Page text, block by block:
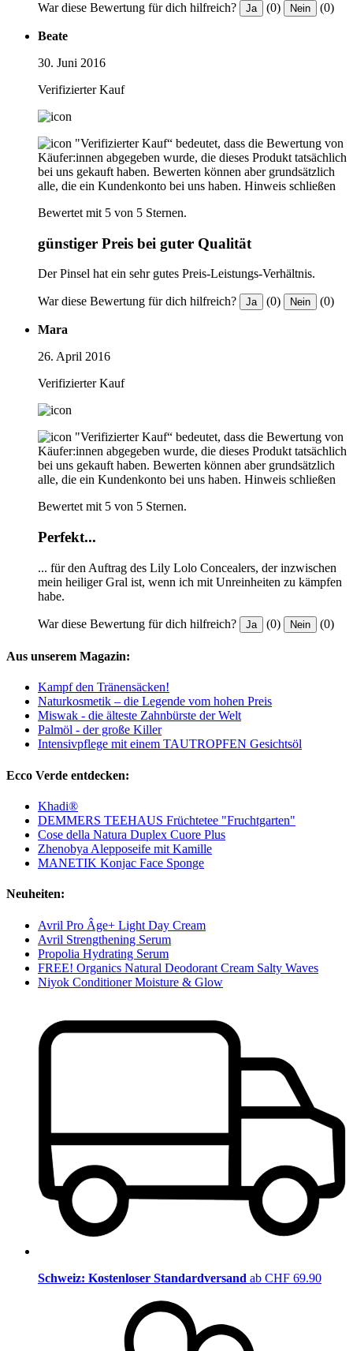
War diese Bewertung für dich hilfreich? Ja (0) Nein (0)
Beate
30. Juni 2016
Verifizierter Kauf
"Verifizierter Kauf“ bedeutet, dass die Bewertung von
Käufer:innen abgegeben wurde, die dieses Produkt tatsächlich
bei uns gekauft haben. Bewerten können aber grundsätzlich
alle, die ein Kundenkonto bei uns haben. Hinweis schließen
Bewertet mit 5 von 5 Sternen.
günstiger Preis bei guter Qualität
Der Pinsel hat ein sehr gutes Preis-Leistungs-Verhältnis.
War diese Bewertung für dich hilfreich? Ja (0) Nein (0)
Mara
26. April 2016
Verifizierter Kauf
"Verifizierter Kauf“ bedeutet, dass die Bewertung von
Käufer:innen abgegeben wurde, die dieses Produkt tatsächlich
bei uns gekauft haben. Bewerten können aber grundsätzlich
alle, die ein Kundenkonto bei uns haben. Hinweis schließen
Bewertet mit 5 von 5 Sternen.
Perfekt...
... für den Auftrag des Lily Lolo Concealers, der inzwischen
mein heiliger Gral ist, wenn ich mit Unreinheiten zu kämpfen
habe.
War diese Bewertung für dich hilfreich? Ja (0) Nein (0)
Aus unserem Magazin:
Kampf den Tränensäcken!
Naturkosmetik – die Legende vom hohen Preis
Miswak - die älteste Zahnbürste der Welt
Palmöl - der große Killer
Intensivpflege mit einem TAUTROPFEN Gesichtsöl
Ecco Verde entdecken:
Khadi®
DEMMERS TEEHAUS Früchtetee "Fruchtgarten"
Cose della Natura Duplex Cuore Plus
Zhenobya Alepposeife mit Kamille
MANETIK Konjac Face Sponge
Neuheiten:
Avril Pro Âge+ Light Day Cream
Avril Strengthening Serum
Propolia Hydrating Serum
FREE! Organics Natural Deodorant Cream Salty Waves
Niyok Conditioner Moisture & Glow
Schweiz: Kostenloser Standardversand ab CHF 69.90